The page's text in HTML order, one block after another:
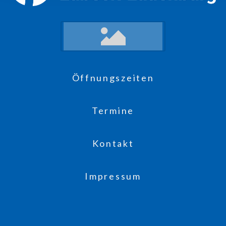
Öffnungszeiten
Termine
Kontakt
Impressum